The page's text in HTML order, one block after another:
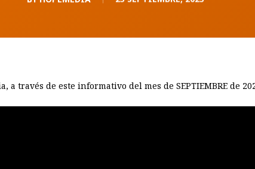
través de este informativo del mes de SEPTIEMBRE de